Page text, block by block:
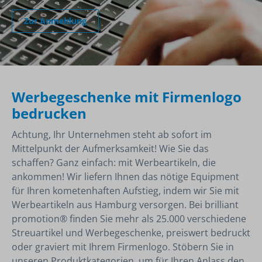
Zur Anmeldung
Werbegeschenke mit Firmenlogo
bedrucken
Achtung, Ihr Unternehmen steht ab sofort im
Mittelpunkt der Aufmerksamkeit! Wie Sie das
schaffen? Ganz einfach: mit Werbeartikeln, die
ankommen! Wir liefern Ihnen das nötige Equipment
für Ihren kometenhaften Aufstieg, indem wir Sie mit
Werbeartikeln aus Hamburg versorgen. Bei brilliant
promotion® finden Sie mehr als 25.000 verschiedene
Streuartikel und Werbegeschenke, preiswert bedruckt
oder graviert mit Ihrem Firmenlogo. Stöbern Sie in